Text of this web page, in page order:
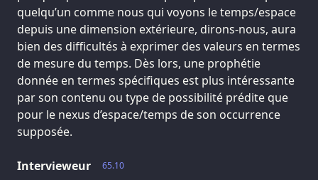
quelqu’un comme nous qui voyons le temps/espace
depuis une dimension extérieure, dirons-nous, aura
bien des difficultés à exprimer des valeurs en termes
de mesure du temps. Dès lors, une prophétie
donnée en termes spécifiques est plus intéressante
par son contenu ou type de possibilité prédite que
pour le nexus d’espace/temps de son occurrence
supposée.
65.10
Intervieweur